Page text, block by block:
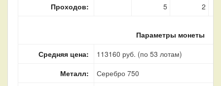
Проходов:
5 2
Параметры монеты
Средняя цена:
113160 руб. (по 53 лотам)
Металл:
Серебро 750